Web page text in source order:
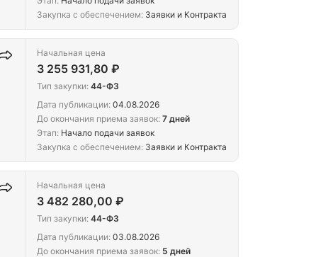
Закупка с обеспечением: Заявки и Контракта
Начальная цена
3 255 931,80 ₽
Тип закупки: 44-ФЗ
Дата публикации: 04.08.2026
До окончания приема заявок: 7 дней
Этап: Начало подачи заявок
Закупка с обеспечением: Заявки и Контракта
Начальная цена
3 482 280,00 ₽
Тип закупки: 44-ФЗ
Дата публикации: 03.08.2026
До окончания приема заявок: 5 дней